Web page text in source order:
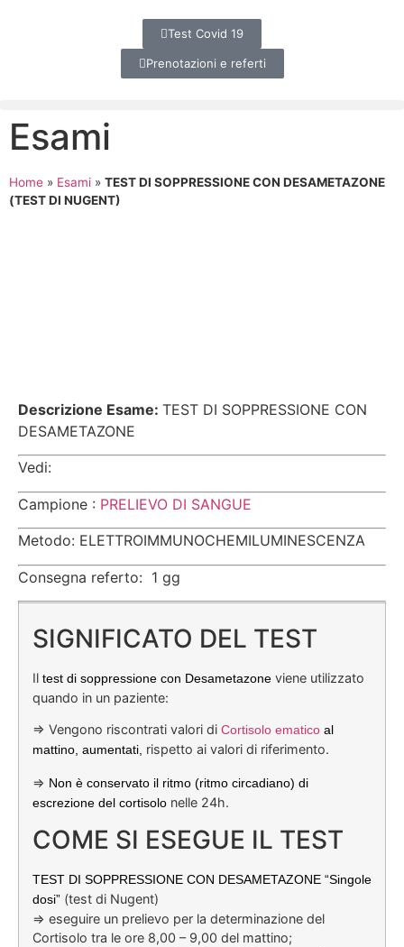
Test Covid 19
Prenotazioni e referti
Esami
Home » Esami » TEST DI SOPPRESSIONE CON DESAMETAZONE
(TEST DI NUGENT)
Descrizione Esame: TEST DI SOPPRESSIONE CON
DESAMETAZONE
Vedi:
Campione : PRELIEVO DI SANGUE
Metodo: ELETTROIMMUNOCHEMILUMINESCENZA
Consegna referto: 1 gg
SIGNIFICATO DEL TEST
Il test di soppressione con Desametazone viene utilizzato
quando in un paziente:
=> Vengono riscontrati valori di Cortisolo ematico al
mattino, aumentati, rispetto ai valori di riferimento.
=> Non è conservato il ritmo (ritmo circadiano) di
escrezione del cortisolo nelle 24h.
COME SI ESEGUE IL TEST
TEST DI SOPPRESSIONE CON DESAMETAZONE “Singole
dosi” (test di Nugent)
=> eseguire un prelievo per la determinazione del
Cortisolo tra le ore 8,00 – 9,00 del mattino;